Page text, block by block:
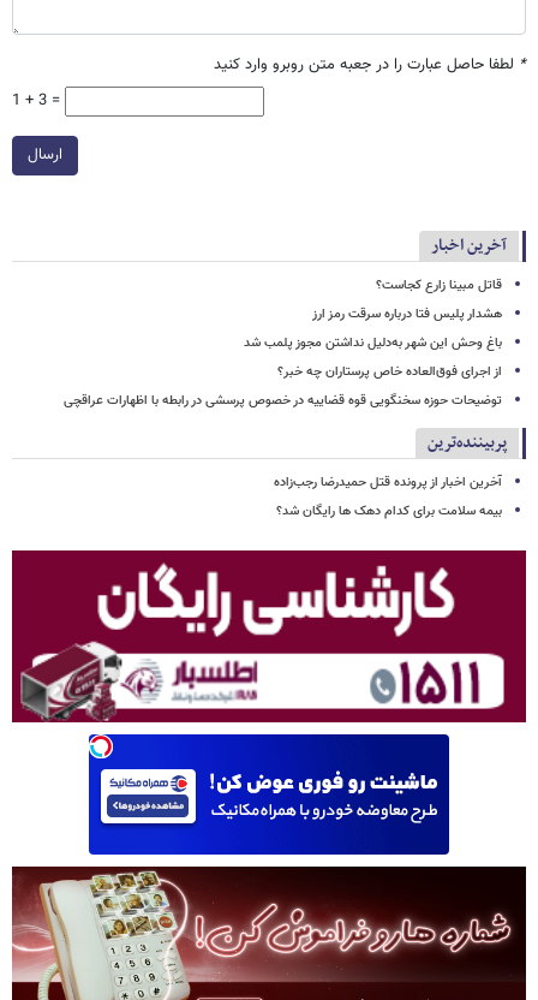
* لطفا حاصل عبارت را در جعبه متن روبرو وارد کنید
1 + 3 =
ارسال
آخرین اخبار
قاتل مبینا زارع کجاست؟
هشدار پلیس فتا درباره سرقت رمز ارز
باغ وحش این شهر به‌دلیل نداشتن مجوز پلمب شد
از اجرای فوق‌العاده خاص پرستاران چه خبر؟
توضیحات حوزه سخنگویی قوه قضاییه در خصوص پرسشی در رابطه با اظهارات عراقچی
پربیننده‌ترین
آخرین اخبار از پرونده قتل حمیدرضا رجب‌زاده
بیمه سلامت برای کدام دهک ها رایگان شد؟